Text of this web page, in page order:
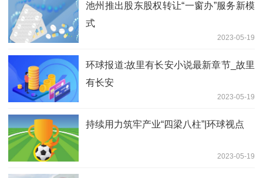
池州推出股东股权转让“一窗办”服务新模
式
2023-05-19
环球报道:故里有长安小说最新章节_故里
有长安
2023-05-19
持续用力筑牢产业“四梁八柱”|环球视点
2023-05-19